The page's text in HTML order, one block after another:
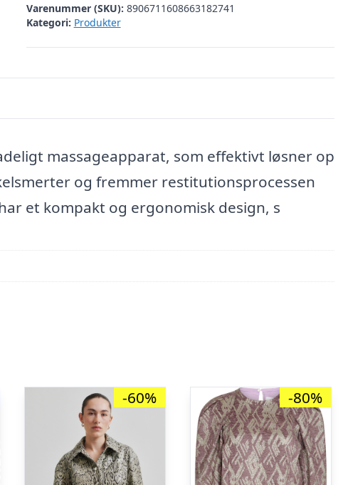
Varenummer (SKU): 8906711608663182741
Kategori: Produkter
massageapparat, som effektivt løsner op
og fremmer restitutionsprocessen
et kompakt og ergonomisk design, s
-60% -80%